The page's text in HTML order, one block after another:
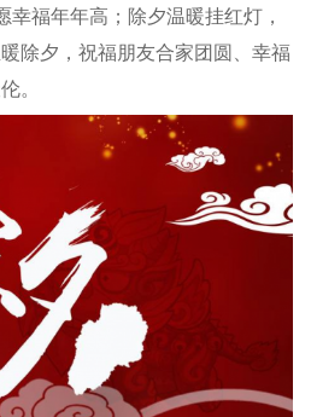
福年年高；除夕温暖挂红灯，
除夕，祝福朋友合家团圆、幸福
。